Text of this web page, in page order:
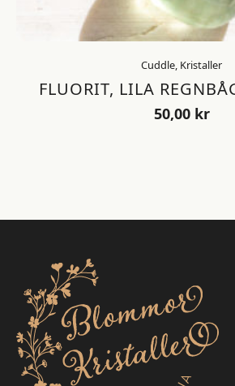
Cuddle, Kristaller
FLUORIT, LILA
50,00 kr